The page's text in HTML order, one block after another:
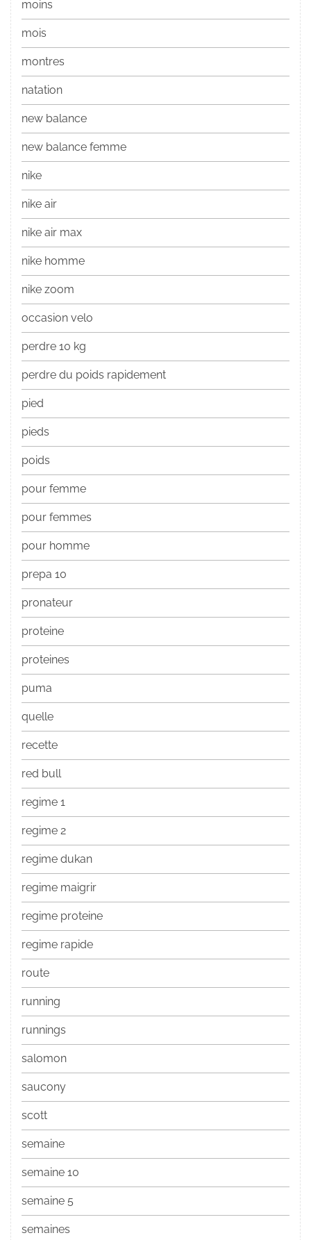
moins
mois
montres
natation
new balance
new balance femme
nike
nike air
nike air max
nike homme
nike zoom
occasion velo
perdre 10 kg
perdre du poids rapidement
pied
pieds
poids
pour femme
pour femmes
pour homme
prepa 10
pronateur
proteine
proteines
puma
quelle
recette
red bull
regime 1
regime 2
regime dukan
regime maigrir
regime proteine
regime rapide
route
running
runnings
salomon
saucony
scott
semaine
semaine 10
semaine 5
semaines